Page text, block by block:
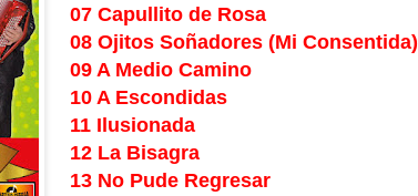
07 Capullito de Rosa
08 Ojitos Soñadores (Mi Consentida)
09 A Medio Camino
10 A Escondidas
11 Ilusionada
12 La Bisagra
13 No Pude Regresar